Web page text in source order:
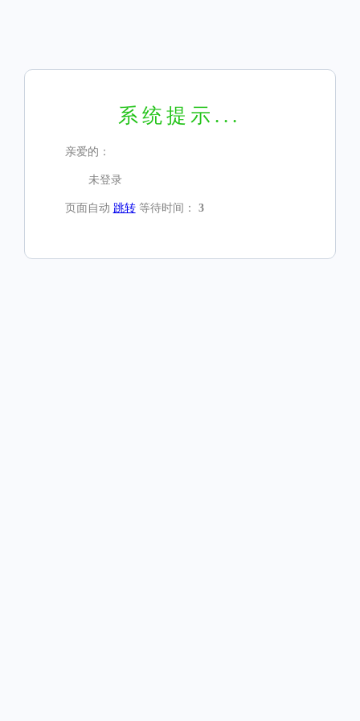
系统提示...
亲爱的：
未登录
页面自动 跳转等待时间： 3